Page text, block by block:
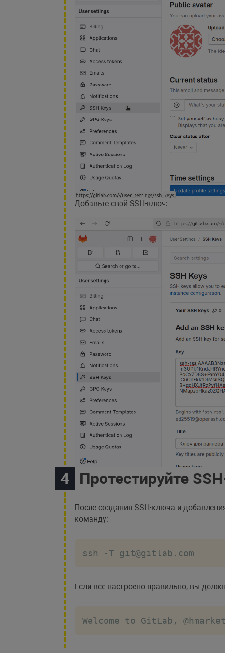
Добавьте свой SSH-ключ:
Протестируйте
После создания SSH-ключа и
команду:
ssh -T git@gitlab.com
Если все настроено правильно, вы
Welcome to GitLab,